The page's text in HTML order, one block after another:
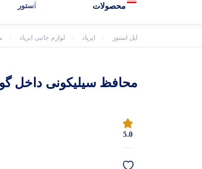
محصولات
استور
اپل استور ایرپاد لوازم جانبی ایرپاد
محافظ سیلیکونی داخل
5.0